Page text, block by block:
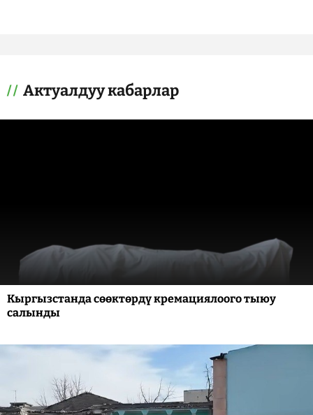
Актуалдуу кабарлар
Кыргызстанда сөөктөрдү кремациялоого тыюу
салынды